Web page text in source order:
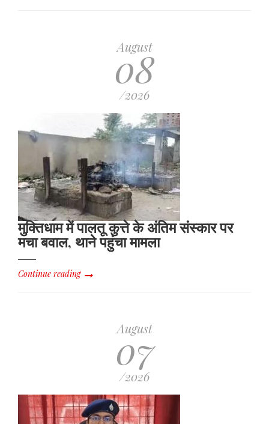
August
08
/2026
मुक्तिधाम में पालतू कुत्ते के अंतिम संस्कार पर
मचा बवाल, थाने पहुंचा मामला
Continue reading
August
07
/2026